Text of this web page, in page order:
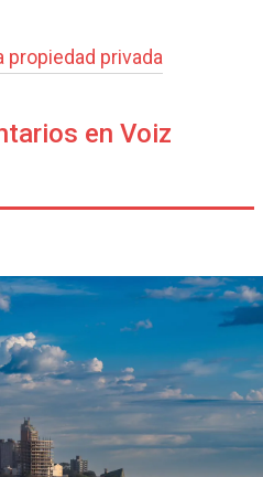
propiedad privada
en Voiz